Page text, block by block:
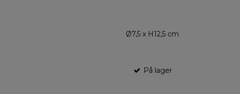
Ø7,5 x H12,5 cm
På lager